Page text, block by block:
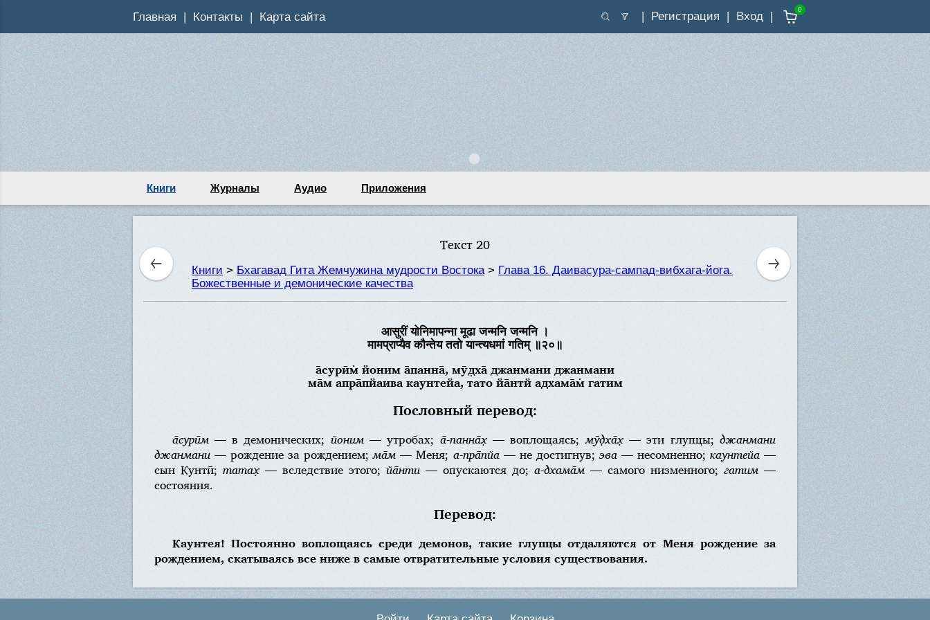
Главная Контакты Карта сайта Регистрация Вход
0
Книги Журналы Аудио Приложения
Текст 20
Книги > Бхагавад Гита Жемчужина мудрости Востока> Глава 16. Даивасура-сампад-вибхага-йога.
Божественные и демонические качества
आसुरीं योनिमापन्ना मूढा जन्मनि जन्मनि ।
मामप्राप्यैव कौन्तेय ततो यान्त्यधमां गतिम् ॥२०॥
а̄сурӣм̇ йоним а̄панна̄, мӯд̣ха̄ джанмани джанмани
ма̄м апра̄пйаива каунтейа, тато йа̄нтй адхама̄м̇ гатим
Пословный перевод:
а̄сурӣм— в демонических; йоним— утробах; а̄-панна̄х̣— воплощаясь;мӯд̣ха̄х̣— эти глупцы;джанмани
джанмани — рождение за рождением;ма̄м — Меня; а-пра̄пйа— не достигнув;эва— несомненно; каунтейа—
сын Кунтӣ; татах̣ — вследствие этого; йа̄нти — опускаются до; а-дхама̄м — самого низменного; гатим —
состояния.
Перевод:
Каунтея! Постоянно воплощаясь среди демонов, такие глупцы отдаляются от Меня рождение за
рождением, скатываясь все ниже в самые отвратительные условия существования.